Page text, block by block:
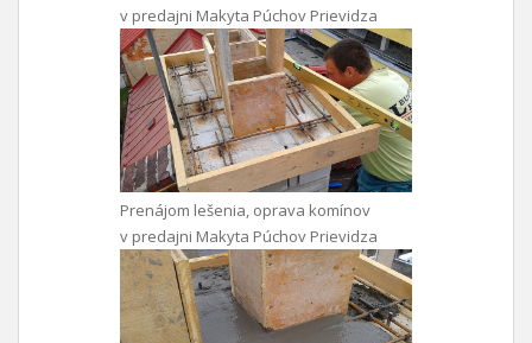
v predajni Makyta Púchov Prievidza
Prenájom lešenia, oprava komínov
v predajni Makyta Púchov Prievidza